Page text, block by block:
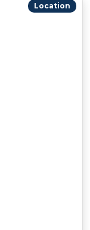
Location